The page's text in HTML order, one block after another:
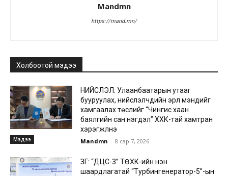
Mandmn
https://mand.mn/
Холбоотой мэдээ
Мэдээ
НИЙСЛЭЛ: Улаанбаатарын утааг
бууруулах, нийслэлчүүдийн эрүүл мэндийг
хамгаалах төслийг “Чингис хаан
баялгийн сан нэгдэл” ХХК-тай хамтран
хэрэгжүүлнэ
Mandmn - 8 сар 7, 2026
ЗГ: “ДЦС-3” ТӨХК-ийн нэн
шаардлагатай “Турбингенератор-5”-ын